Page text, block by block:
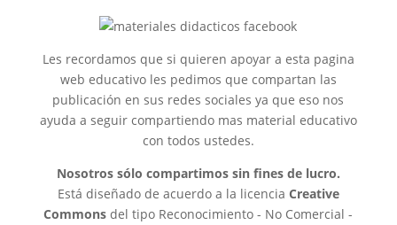
Les recordamos que si quieren apoyar a esta pagina
web educativo les pedimos que compartan las
publicación en sus redes sociales ya que eso nos
ayuda a seguir compartiendo mas material educativo
con todos ustedes.
Nosotros sólo compartimos sin fines de lucro.
Está diseñado de acuerdo a la licencia Creative
Commons del tipo Reconocimiento - No Comercial -